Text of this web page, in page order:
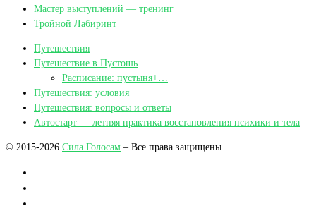
Мастер выступлений — тренинг
Тройной Лабиринт
Путешествия
Путешествие в Пустошь
Расписание: пустыня+…
Путешествия: условия
Путешествия: вопросы и ответы
Автостарт — летняя практика восстановления психики и тела
© 2015-2026 Сила Голосам – Все права защищены